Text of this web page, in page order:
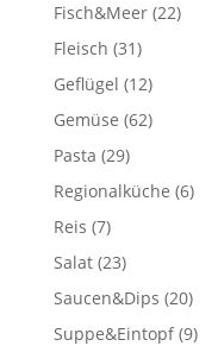
Fisch&Meer(22)
Fleisch (31)
Geflügel (12)
Gemüse (62)
Pasta (29)
Regionalküche (6)
Reis (7)
Salat(23)
Saucen&Dips (20)
Suppe&Eintopf(9)